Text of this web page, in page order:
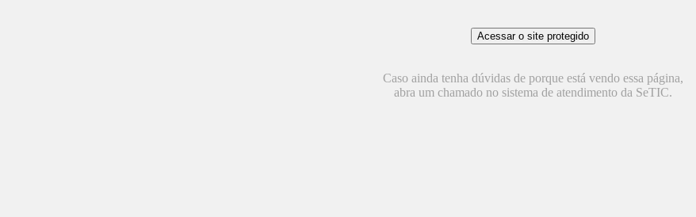
Caso ainda tenha dúvidas de porque está vendo essa página,
abra um chamado no sistema de atendimento da SeTIC.